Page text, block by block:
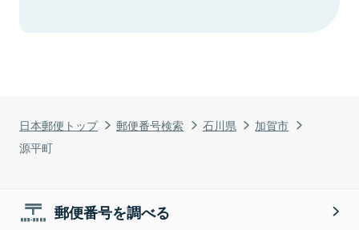
日本郵便トップ 郵便番号検索 石川県
加賀市
源平町
郵便番号を調べる